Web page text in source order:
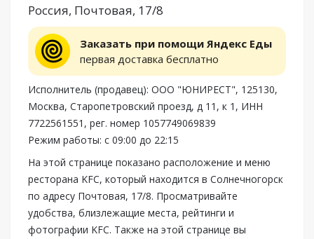
Россия, Почтовая, 17/8
Заказать при помощи Яндекс Еды
первая доставка бесплатно
Исполнитель (продавец): ООО "ЮНИРЕСТ", 125130,
Москва, Старопетровский проезд, д 11, к 1, ИНН
7722561551, рег. номер 1057749069839
Режим работы: с 09:00 до 22:15
На этой странице показано расположение и меню
ресторана KFC, который находится в Солнечногорск
по адресу Почтовая, 17/8. Просматривайте
удобства, близлежащие места, рейтинги и
фотографии KFC. Также на этой странице вы